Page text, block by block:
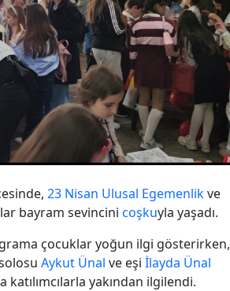
23 Nisan Ulusal Egemenlikve
bayram sevincini coşkuyla yaşadı.
çocuklar yoğun ilgi gösterirken,
Aykut Ünal ve eşi İlayda Ünal
katılımcılarla yakından ilgilendi.